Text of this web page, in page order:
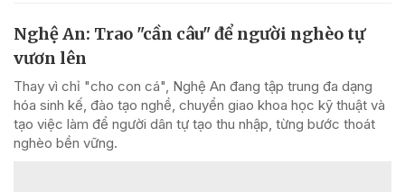
Nghệ An: Trao "cần câu" để người nghèo tự
vươn lên
Thay vì chỉ "cho con cá", Nghệ An đang tập trung đa dạng
hóa sinh kế, đào tạo nghề, chuyển giao khoa học kỹ thuật và
tạo việc làm để người dân tự tạo thu nhập, từng bước thoát
nghèo bền vững.